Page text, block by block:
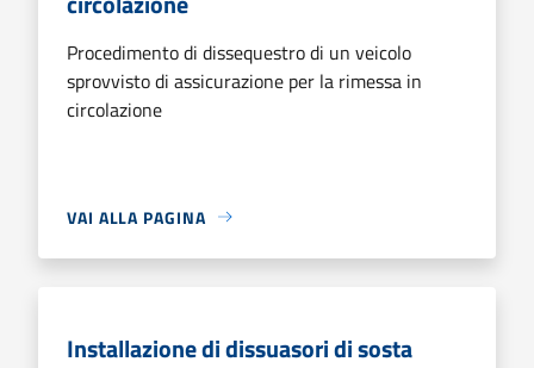
Procedimento di dissequestro di un veicolo
sprovvisto di assicurazione per la rimessa in
circolazione
VAI ALLA PAGINA
Installazione di dissuasori di sosta